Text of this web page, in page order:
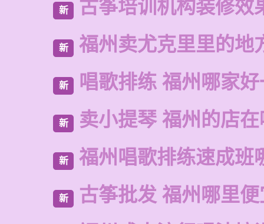
新 古筝培训机构装修效
新 福州卖尤克里里的地
新 唱歌排练 福州哪家
新 卖小提琴 福州的店
新 福州唱歌排练速成班
新 古筝批发 福州哪里